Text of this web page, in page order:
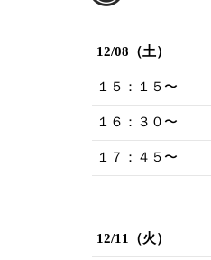
12/08（土）
１５：１５〜
１６：３０〜
１７：４５〜
12/11（火）